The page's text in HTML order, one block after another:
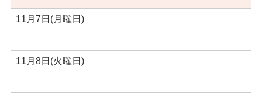
11月7日(月曜日)
11月8日(火曜日)